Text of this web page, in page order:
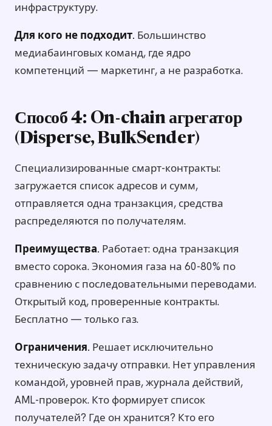
инфраструктуру.
Для кого не подходит. Большинство
медиабаинговых команд, где ядро
компетенций — маркетинг, а не разработка.
Способ 4: On-chain агрегатор
(Disperse, BulkSender)
Специализированные смарт-контракты:
загружается список адресов и сумм,
отправляется одна транзакция, средства
распределяются по получателям.
Преимущества. Работает: одна транзакция
вместо сорока. Экономия газа на 60-80% по
сравнению с последовательными переводами.
Открытый код, проверенные контракты.
Бесплатно — только газ.
Ограничения. Решает исключительно
техническую задачу отправки. Нет управления
командой, уровней прав, журнала действий,
AML-проверок. Кто формирует список
получателей? Где он хранится? Кто его